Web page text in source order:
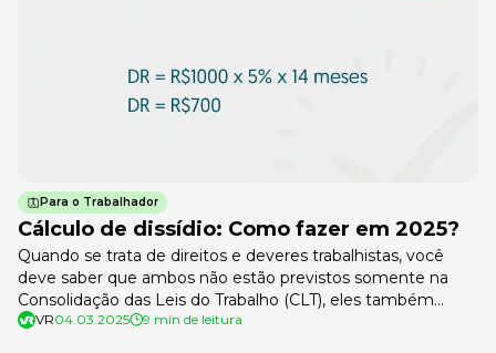
Para o Trabalhador
Cálculo de dissídio: Como fazer em 2025?
Quando se trata de direitos e deveres trabalhistas, você
deve saber que ambos não estão previstos somente na
Consolidação das Leis do Trabalho (CLT), eles também
podem ser determinados por convenções coletivas e
VR04.03.2025 9 min de leitura